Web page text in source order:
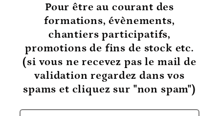
Pour être au courant des
formations, évènements,
chantiers participatifs,
promotions de fins de stock etc.
(si vous ne recevez pas le mail de
validation regardez dans vos
spams et cliquez sur "non spam")